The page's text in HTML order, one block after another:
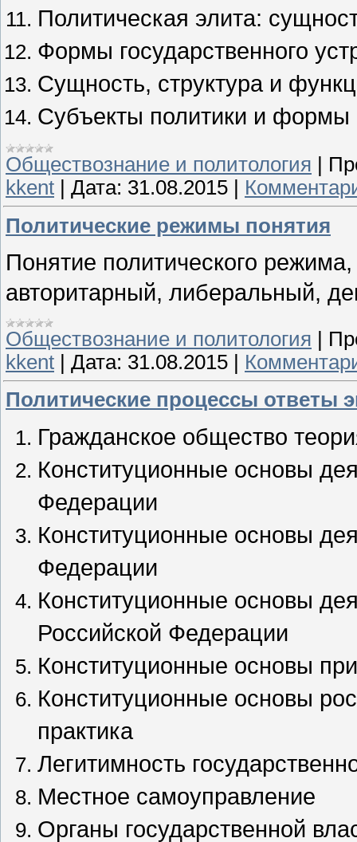
Политическая элита:
Формы государственного
Сущность, структура и
Субъекты политики и формы
Обществознание и политология
kkent
Дата: 31.08.2015
Политические режимы понятия
Понятие политического
авторитарный, либеральный,
Обществознание и политология
kkent
Дата: 31.08.2015
Политические процессы ответы
Гражданское общество
Конституционные основы
Федерации
Конституционные основы
Федерации
Конституционные основы
Российской Федерации
Конституционные основы
Конституционные основы
практика
Легитимность
Местное самоуправление
Органы государственной